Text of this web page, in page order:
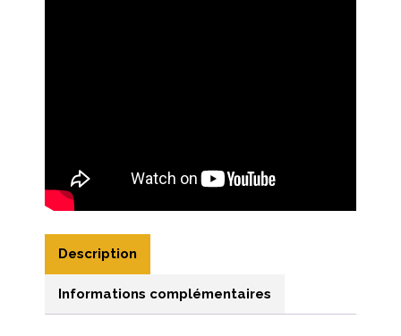
Description
Informations complémentaires